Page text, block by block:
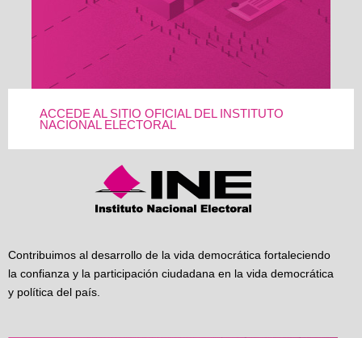
ACCEDE AL SITIO OFICIAL DEL INSTITUTO
NACIONAL ELECTORAL
Contribuimos al desarrollo de la vida democrática fortaleciendo
la confianza y la participación ciudadana en la vida democrática
y política del país.